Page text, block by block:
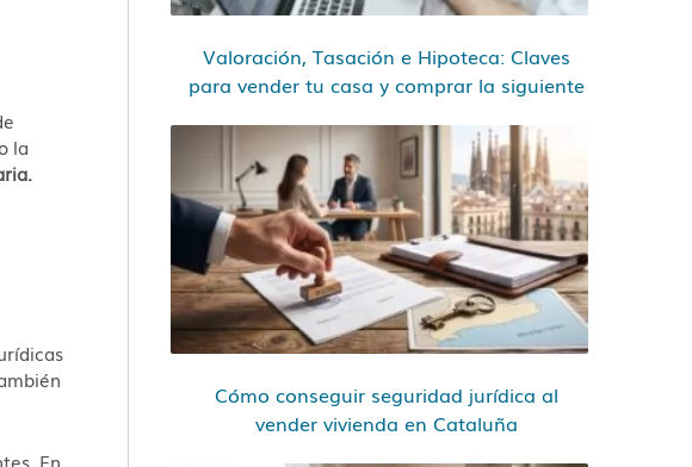
la
En
Valoración, Tasación e Hipoteca: Claves
para vender tu casa y comprar la siguiente
Cómo conseguir seguridad jurídica al
vender vivienda en Cataluña